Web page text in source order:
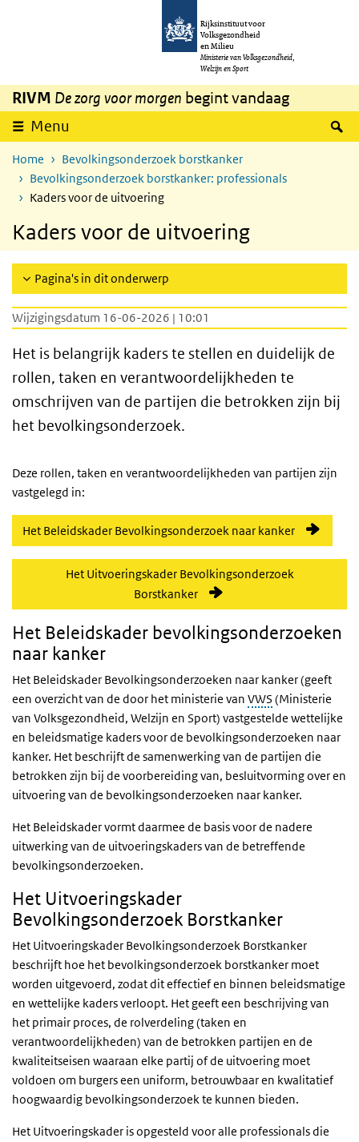
Overslaan en naar de inhoud gaan
Rijksinstituut voor
Volksgezondheid
en Milieu
Ministerie van Volksgezondheid,
Welzijn en Sport
RIVM De zorg voor morgen begint vandaag
Menu
Home
Bevolkingsonderzoek borstkanker
Bevolkingsonderzoek borstkanker: professionals
Kaders voor de uitvoering
Kaders voor de uitvoering
Pagina's in dit onderwerp
Wijzigingsdatum 16-06-2026 | 10:01
Het is belangrijk kaders te stellen en duidelijk de
rollen, taken en verantwoordelijkheden te
omschrijven van de partijen die betrokken zijn bij
het bevolkingsonderzoek.
Deze rollen, taken en verantwoordelijkheden van partijen zijn
vastgelegd in:
Het Beleidskader Bevolkingsonderzoek naar kanker
Het Uitvoeringskader Bevolkingsonderzoek
Borstkanker
Het Beleidskader bevolkingsonderzoeken
naar kanker
Het Beleidskader Bevolkingsonderzoeken naar kanker (geeft
een overzicht van de door het ministerie van VWS (Ministerie
van Volksgezondheid, Welzijn en Sport) vastgestelde wettelijke
en beleidsmatige kaders voor de bevolkingsonderzoeken naar
kanker. Het beschrijft de samenwerking van de partijen die
betrokken zijn bij de voorbereiding van, besluitvorming over en
uitvoering van de bevolkingsonderzoeken naar kanker.
Het Beleidskader vormt daarmee de basis voor de nadere
uitwerking van de uitvoeringskaders van de betreffende
bevolkingsonderzoeken.
Het Uitvoeringskader
Bevolkingsonderzoek Borstkanker
Het Uitvoeringskader Bevolkingsonderzoek Borstkanker
beschrijft hoe het bevolkingsonderzoek borstkanker moet
worden uitgevoerd, zodat dit effectief en binnen beleidsmatige
en wettelijke kaders verloopt. Het geeft een beschrijving van
het primair proces, de rolverdeling (taken en
verantwoordelijkheden) van de betrokken partijen en de
kwaliteitseisen waaraan elke partij of de uitvoering moet
voldoen om burgers een uniform, betrouwbaar en kwalitatief
hoogwaardig bevolkingsonderzoek te kunnen bieden.
Het Uitvoeringskader is opgesteld voor alle professionals die